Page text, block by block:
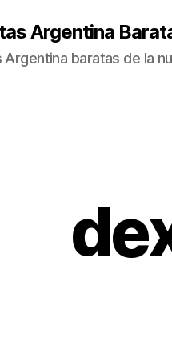
Argentina
Argentina baratas de la